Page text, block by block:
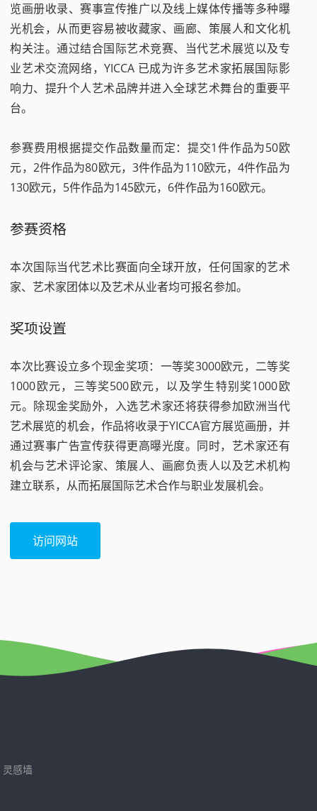
览画册收录、赛事宣传推广以及线上媒体传播等多种曝
光机会，从而更容易被收藏家、画廊、策展人和文化机
构关注。通过结合国际艺术竞赛、当代艺术展览以及专
业艺术交流网络，YICCA 已成为许多艺术家拓展国际影
响力、提升个人艺术品牌并进入全球艺术舞台的重要平
台。
参赛费用根据提交作品数量而定：提交1件作品为50欧
元，2件作品为80欧元，3件作品为110欧元，4件作品为
130欧元，5件作品为145欧元，6件作品为160欧元。
参赛资格
本次国际当代艺术比赛面向全球开放，任何国家的艺术
家、艺术家团体以及艺术从业者均可报名参加。
奖项设置
本次比赛设立多个现金奖项：一等奖3000欧元，二等奖
1000欧元，三等奖500欧元，以及学生特别奖1000欧
元。除现金奖励外，入选艺术家还将获得参加欧洲当代
艺术展览的机会，作品将收录于YICCA官方展览画册，并
通过赛事广告宣传获得更高曝光度。同时，艺术家还有
机会与艺术评论家、策展人、画廊负责人以及艺术机构
建立联系，从而拓展国际艺术合作与职业发展机会。
访问网站
灵感墙